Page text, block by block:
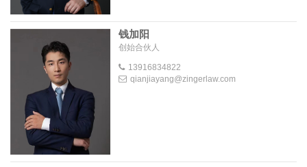
钱加阳
创始合伙人
13916834822
qianjiayang@zingerlaw.com